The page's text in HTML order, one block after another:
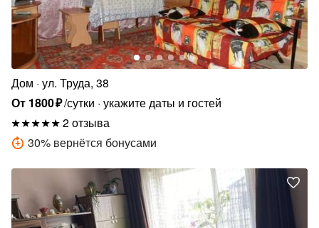
Дом ул. Труда, 38
От 1800₽/сутки укажите даты и гостей
2 отзыва
30% вернётся бонусами